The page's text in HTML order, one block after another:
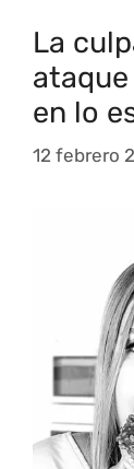
La
en lo
12 febrero